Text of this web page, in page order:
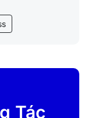
Tác